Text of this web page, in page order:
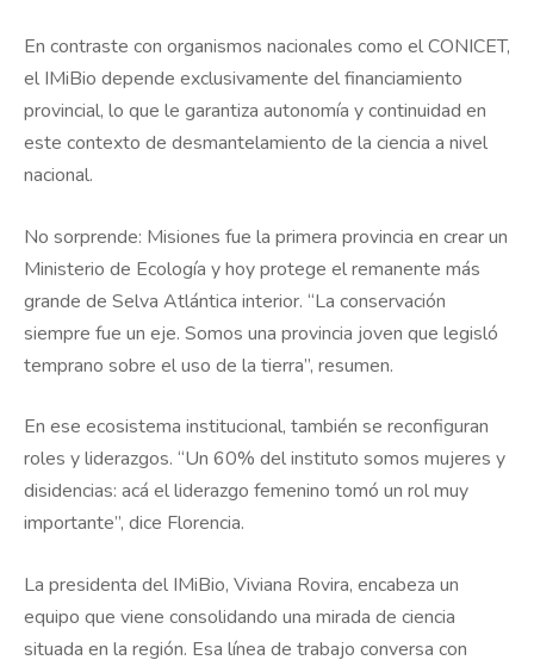
En contraste con organismos nacionales como el CONICET,
el IMiBio depende exclusivamente del financiamiento
provincial, lo que le garantiza autonomía y continuidad en
este contexto de desmantelamiento de la ciencia a nivel
nacional.
No sorprende: Misiones fue la primera provincia en crear un
Ministerio de Ecología y hoy protege el remanente más
grande de Selva Atlántica interior. “La conservación
siempre fue un eje. Somos una provincia joven que legisló
temprano sobre el uso de la tierra”, resumen.
En ese ecosistema institucional, también se reconfiguran
roles y liderazgos. “Un 60% del instituto somos mujeres y
disidencias: acá el liderazgo femenino tomó un rol muy
importante”, dice Florencia.
La presidenta del IMiBio, Viviana Rovira, encabeza un
equipo que viene consolidando una mirada de ciencia
situada en la región. Esa línea de trabajo conversa con